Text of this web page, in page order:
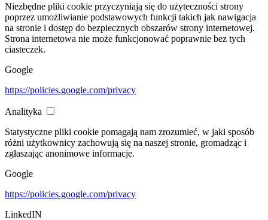
Niezbędne pliki cookie przyczyniają się do użyteczności strony
poprzez umożliwianie podstawowych funkcji takich jak nawigacja
na stronie i dostęp do bezpiecznych obszarów strony internetowej.
Strona internetowa nie może funkcjonować poprawnie bez tych
ciasteczek.
Google
https://policies.google.com/privacy
Analityka
Statystyczne pliki cookie pomagają nam zrozumieć, w jaki sposób
różni użytkownicy zachowują się na naszej stronie, gromadząc i
zgłaszając anonimowe informacje.
Google
https://policies.google.com/privacy
LinkedIN